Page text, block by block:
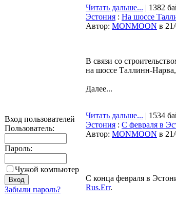
Вход пользователей
Пользователь:
Пароль:
Чужой компьютер
Забыли пароль?
Читать дальше... | 1382
Эстония : На шоссе
Автор: MONMOON в
В связи со
на шоссе Таллинн-
Далее...
Читать дальше... | 1534
Эстония : С февраля в
Автор: MONMOON в
С конца февраля в
Rus.Err.